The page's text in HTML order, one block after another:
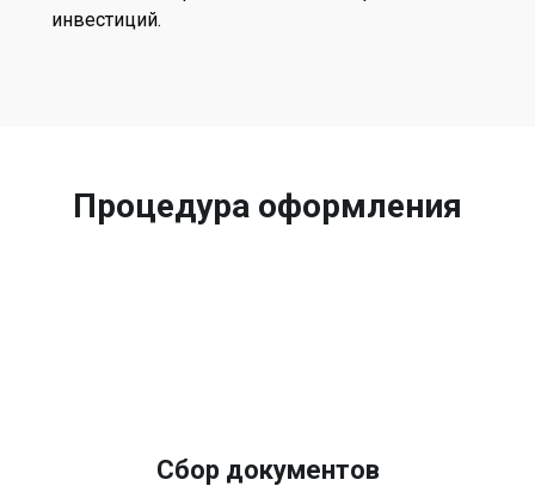
инвестиций.
Процедура оформления
Сбор документов